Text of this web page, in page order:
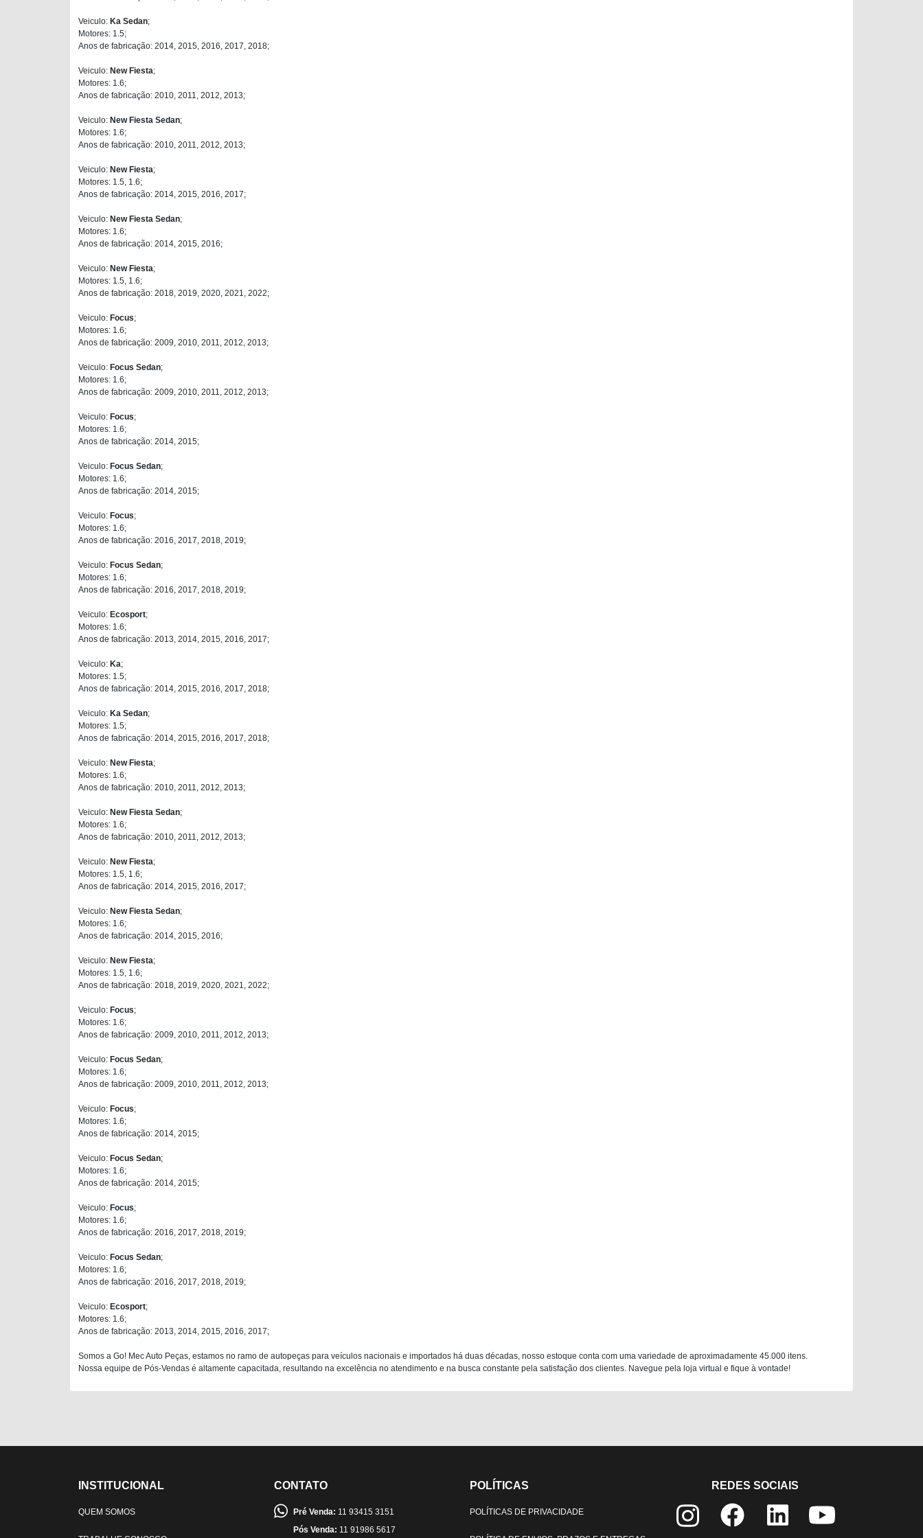
Veiculo: Ka Sedan;
Motores: 1.5;
Anos de fabricação: 2014, 2015, 2016, 2017, 2018;
Veiculo: New Fiesta;
Motores: 1.6;
Anos de fabricação: 2010, 2011, 2012, 2013;
Veiculo: New Fiesta Sedan;
Motores: 1.6;
Anos de fabricação: 2010, 2011, 2012, 2013;
Veiculo: New Fiesta;
Motores: 1.5, 1.6;
Anos de fabricação: 2014, 2015, 2016, 2017;
Veiculo: New Fiesta Sedan;
Motores: 1.6;
Anos de fabricação: 2014, 2015, 2016;
Veiculo: New Fiesta;
Motores: 1.5, 1.6;
Anos de fabricação: 2018, 2019, 2020, 2021, 2022;
Veiculo: Focus;
Motores: 1.6;
Anos de fabricação: 2009, 2010, 2011, 2012, 2013;
Veiculo: Focus Sedan;
Motores: 1.6;
Anos de fabricação: 2009, 2010, 2011, 2012, 2013;
Veiculo: Focus;
Motores: 1.6;
Anos de fabricação: 2014, 2015;
Veiculo: Focus Sedan;
Motores: 1.6;
Anos de fabricação: 2014, 2015;
Veiculo: Focus;
Motores: 1.6;
Anos de fabricação: 2016, 2017, 2018, 2019;
Veiculo: Focus Sedan;
Motores: 1.6;
Anos de fabricação: 2016, 2017, 2018, 2019;
Veiculo: Ecosport;
Motores: 1.6;
Anos de fabricação: 2013, 2014, 2015, 2016, 2017;
Veiculo: Ka;
Motores: 1.5;
Anos de fabricação: 2014, 2015, 2016, 2017, 2018;
Veiculo: Ka Sedan;
Motores: 1.5;
Anos de fabricação: 2014, 2015, 2016, 2017, 2018;
Veiculo: New Fiesta;
Motores: 1.6;
Anos de fabricação: 2010, 2011, 2012, 2013;
Veiculo: New Fiesta Sedan;
Motores: 1.6;
Anos de fabricação: 2010, 2011, 2012, 2013;
Veiculo: New Fiesta;
Motores: 1.5, 1.6;
Anos de fabricação: 2014, 2015, 2016, 2017;
Veiculo: New Fiesta Sedan;
Motores: 1.6;
Anos de fabricação: 2014, 2015, 2016;
Veiculo: New Fiesta;
Motores: 1.5, 1.6;
Anos de fabricação: 2018, 2019, 2020, 2021, 2022;
Veiculo: Focus;
Motores: 1.6;
Anos de fabricação: 2009, 2010, 2011, 2012, 2013;
Veiculo: Focus Sedan;
Motores: 1.6;
Anos de fabricação: 2009, 2010, 2011, 2012, 2013;
Veiculo: Focus;
Motores: 1.6;
Anos de fabricação: 2014, 2015;
Veiculo: Focus Sedan;
Motores: 1.6;
Anos de fabricação: 2014, 2015;
Veiculo: Focus;
Motores: 1.6;
Anos de fabricação: 2016, 2017, 2018, 2019;
Veiculo: Focus Sedan;
Motores: 1.6;
Anos de fabricação: 2016, 2017, 2018, 2019;
Veiculo: Ecosport;
Motores: 1.6;
Anos de fabricação: 2013, 2014, 2015, 2016, 2017;
Somos a Go! Mec Auto Peças, estamos no ramo de autopeças para veículos nacionais e importados há duas décadas, nosso estoque conta com uma variedade de aproximadamente 45.000 itens.
Nossa equipe de Pós-Vendas é altamente capacitada, resultando na excelência no atendimento e na busca constante pela satisfação dos clientes. Navegue pela loja virtual e fique à vontade!
INSTITUCIONAL
QUEM SOMOS
CONTATO
Pré Venda: 11 93415 3151
Pós Venda: 11 91986 5617
POLÍTICAS
POLÍTICAS DE PRIVACIDADE
REDES SOCIAIS